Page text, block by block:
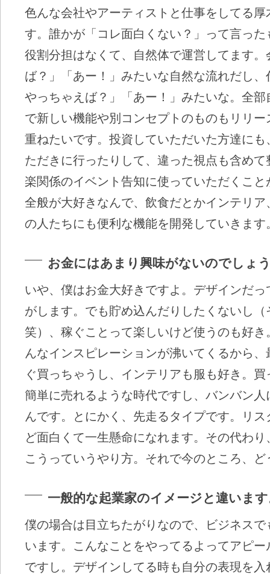
色んな会社やアーティストと仕事をしてる
す。誰かが「コレ面白くない？」って言っ
役割分担はなくて、自然体で運営してます
ば？」「あー！」みたいな自然な流れだし
やっちゃえば？」「あー！」みたいな。全
で新しい機能や別コンセプトのものもリリ
重ねたいです。投資していただいた方達に
ただきに行ったりして、違った視点も含め
楽関係のイベント告知に使っていただくこ
全般が大好きなんで、飲食だとかインテリ
の人たちにも便利な機能を開発していきます
お金にはあまり興味がないのでしょ
いや、僕はお金大好きですよ。デザインだ
がします。でも貯め込んだりしたくないし
笑）、稼ぐことって楽しいけど使うのも好
んなインスピレーションが沸いてくるから
ぐ買っちゃうし、インテリアも服も好き。
簡単に売れるような時代ですし、バンバン
んです。とにかく、先走るタイプです。リ
ど面白くて一生懸命になれます。その代わ
こうっていうやり方。それで今のところ、
一般的な起業家のイメージと違いま
僕の場合は目立ちたがりなので、ビジネス
います。こんなことをやってるよってアピ
ですし。デザインしてる時も自分の表現を